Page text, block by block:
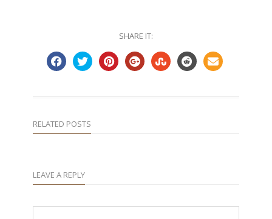
SHARE IT:
RELATED POSTS
LEAVE A REPLY